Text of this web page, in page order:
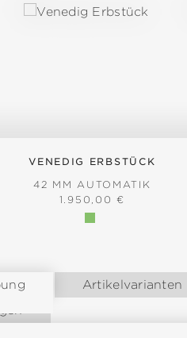
VENEDIG ERBSTÜCK
42 MM AUTOMATIK
REGULÄRER PREIS:
1.950,00 €
Artikelvarianten